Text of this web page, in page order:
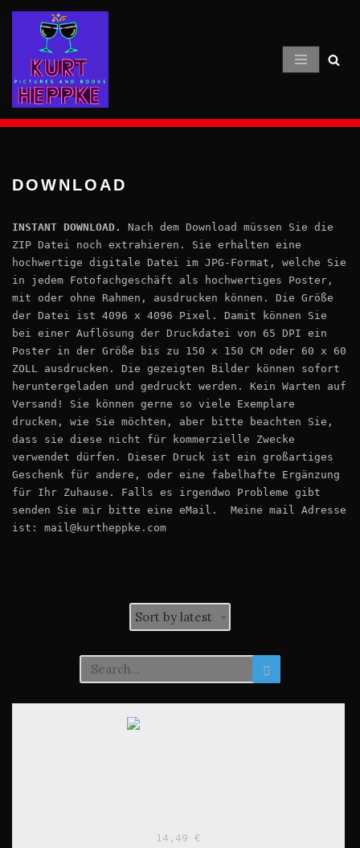
Inhalt
springen
DOWNLOAD
INSTANT DOWNLOAD.
Nach dem Download müssen Sie die
ZIP Datei noch extrahieren. Sie erhalten eine
hochwertige digitale Datei im JPG-Format, welche Sie
in jedem Fotofachgeschäft als hochwertiges Poster,
mit oder ohne Rahmen, ausdrucken können. Die Größe
der Datei ist 4096 x 4096 Pixel. Damit können Sie
bei einer Auflösung der Druckdatei von 65 DPI ein
Poster in der Größe bis zu 150 x 150 CM oder 60 x 60
ZOLL ausdrucken. Die gezeigten Bilder können sofort
heruntergeladen und gedruckt werden. Kein Warten auf
Versand! Sie können gerne so viele Exemplare
drucken, wie Sie möchten, aber bitte beachten Sie,
dass sie diese nicht für kommerzielle Zwecke
verwendet dürfen. Dieser Druck ist ein großartiges
Geschenk für andere, oder eine fabelhafte Ergänzung
für Ihr Zuhause. Falls es irgendwo Probleme gibt
senden Sie mir bitte eine eMail. Meine mail Adresse
ist: mail@kurtheppke.com
14,49 €